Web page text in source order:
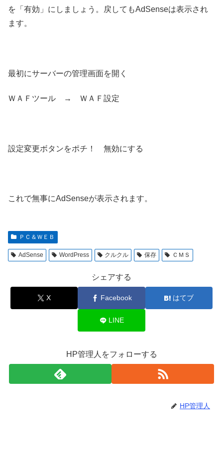
を「有効」にしましょう。戻してもAdSenseは表示され
ます。
最初にサーバーの管理画面を開く
ＷＡＦツール → ＷＡＦ設定
設定変更ボタンをポチ！ 無効にする
これで無事にAdSenseが表示されます。
ＰＣ＆ＷＥＢ
AdSense WordPress クルクル 保存 ＣＭＳ
シェアする
X Facebook はてブ
LINE
HP管理人をフォローする
HP管理人